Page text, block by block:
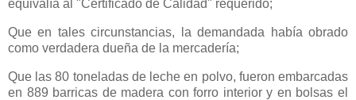
equivalía al "Certificado de Calidad" requerido;
Que en tales circunstancias, la demandada había obrado
como verdadera dueña de la mercadería;
Que las 80 toneladas de leche en polvo, fueron embarcadas
en 889 barricas de madera con forro interior y en bolsas el